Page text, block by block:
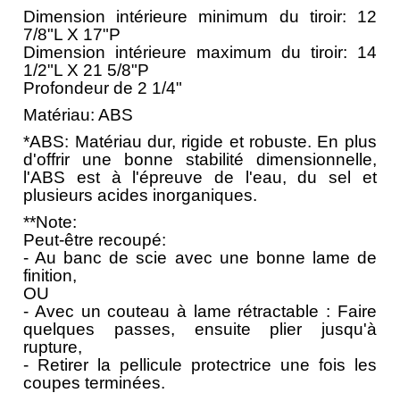
Dimension intérieure minimum du tiroir: 12
7/8"L X 17"P
Dimension intérieure maximum du tiroir: 14
1/2"L X 21 5/8"P
Profondeur de 2 1/4"
Matériau: ABS
*ABS: Matériau dur, rigide et robuste. En plus
d'offrir une bonne stabilité dimensionnelle,
l'ABS est à l'épreuve de l'eau, du sel et
plusieurs acides inorganiques.
**Note:
Peut-être recoupé:
- Au banc de scie avec une bonne lame de
finition,
OU
- Avec un couteau à lame rétractable : Faire
quelques passes, ensuite plier jusqu'à
rupture,
- Retirer la pellicule protectrice une fois les
coupes terminées.